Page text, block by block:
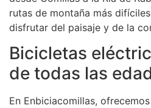
rutas de montaña más
disfrutar del paisaje y de la
Bicicletas
de todas las
En Enbiciacomillas,